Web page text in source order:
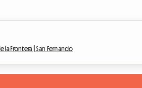
la Frontera |San Fernando